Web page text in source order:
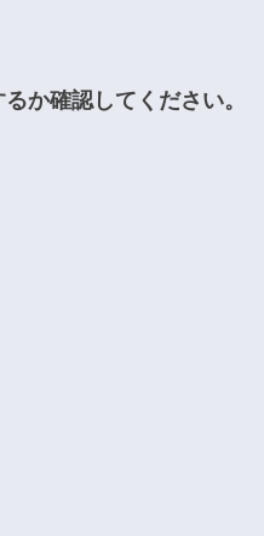
か確認してください。